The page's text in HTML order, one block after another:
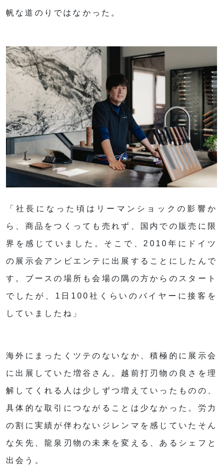
帆な道のりではなかった。
「社長になった頃はリーマンショックの影響か
ら、商品をつくっても売れず、国内での販売に限
界を感じていました。そこで、2010年にドイツ
の展示会アンビエンテに出展することにしたんで
す。ブースの場所も会場の隅の方からのスタート
でしたが、1日100社くらいのバイヤーに接客を
していましたね」
海外にまったくツテのないなか、積極的に展示会
に出展していた増谷さん。越前打刃物の良さを理
解してくれる人は少しずつ増えていったものの、
具体的な取引につながることは少なかった。労力
の割に実績が伴わないジレンマを感じていたそん
な矢先、龍泉刃物の未来を変える、あるシェフと
出会う。